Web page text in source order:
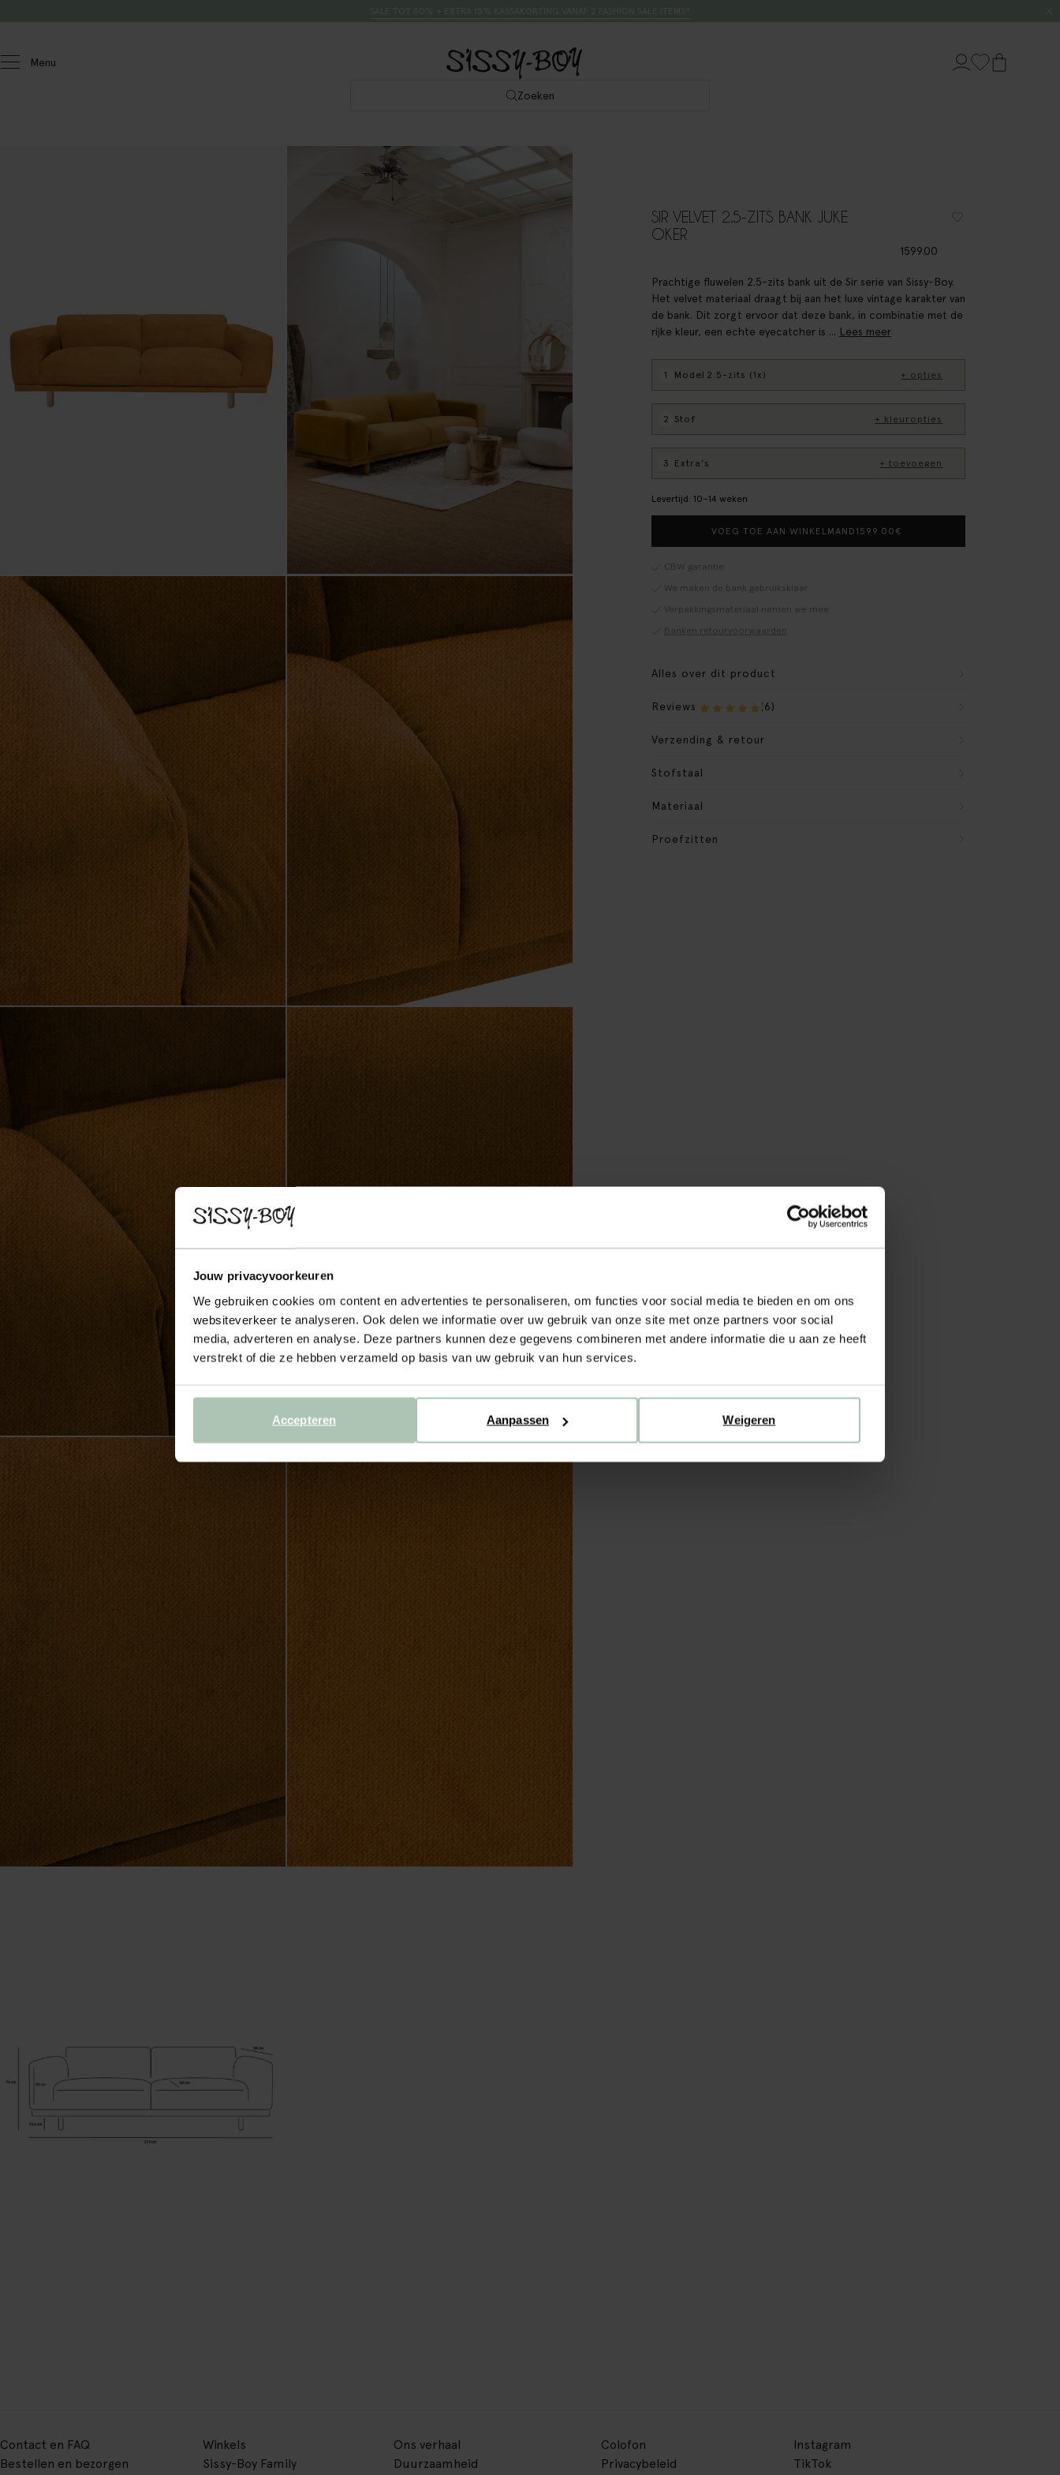
Jouw privacyvoorkeuren
We gebruiken cookies om content en advertenties te personaliseren, om functies voor social media te bieden en om ons
websiteverkeer te analyseren. Ook delen we informatie over uw gebruik van onze site met onze partners voor social
media, adverteren en analyse. Deze partners kunnen deze gegevens combineren met andere informatie die u aan ze heeft
verstrekt of die ze hebben verzameld op basis van uw gebruik van hun services.
Weigeren
Aanpassen
Accepteren
Menu
Zoeken
SIR VELVET 2.5-ZITS BANK JUKE
OKER
1599.00
Prachtige fluwelen 2.5-zits bank uit de Sir serie van Sissy-Boy.
Het velvet materiaal draagt bij aan het luxe vintage karakter van
de bank. Dit zorgt ervoor dat deze bank, in combinatie met de
rijke kleur, een echte eyecatcher is ... Lees meer
1 Model
: 2.5-zits (1x) + opties
2 Stof
: + kleuropties
3 Extra's + toevoegen
Levertijd: 10–14 weken
VOEG TOE AAN WINKELMAND1599.00 €
CBW garantie
We maken de bank gebruiksklaar
Verpakkingsmateriaal nemen we mee
Banken retourvoorwaarden
Alles over dit product
Reviews (6)
Verzending & retour
Stofstaal
Materiaal
Proefzitten
Contact en FAQ
Bestellen en bezorgen
Winkels
Sissy-Boy Family
Ons verhaal
Duurzaamheid
Colofon
Privacybeleid
Instagram
TikTok